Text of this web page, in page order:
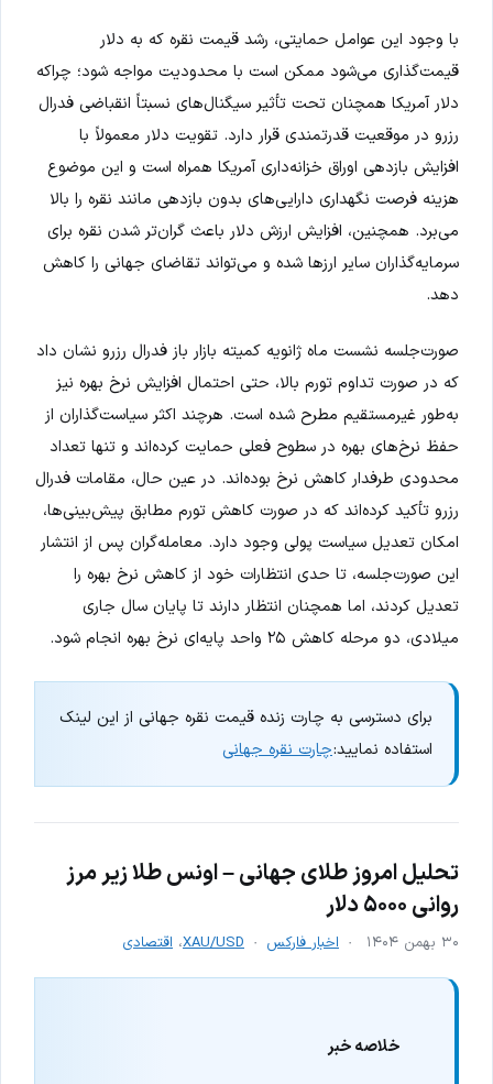
با وجود این عوامل حمایتی، رشد قیمت نقره که به دلار
قیمت‌گذاری می‌شود ممکن است با محدودیت مواجه شود؛ چراکه
دلار آمریکا همچنان تحت تأثیر سیگنال‌های نسبتاً انقباضی فدرال
رزرو در موقعیت قدرتمندی قرار دارد. تقویت دلار معمولاً با
افزایش بازدهی اوراق خزانه‌داری آمریکا همراه است و این موضوع
هزینه فرصت نگهداری دارایی‌های بدون بازدهی مانند نقره را بالا
می‌برد. همچنین، افزایش ارزش دلار باعث گران‌تر شدن نقره برای
سرمایه‌گذاران سایر ارزها شده و می‌تواند تقاضای جهانی را کاهش
دهد.
صورت‌جلسه نشست ماه ژانویه کمیته بازار باز فدرال رزرو نشان داد
که در صورت تداوم تورم بالا، حتی احتمال افزایش نرخ بهره نیز
به‌طور غیرمستقیم مطرح شده است. هرچند اکثر سیاست‌گذاران از
حفظ نرخ‌های بهره در سطوح فعلی حمایت کرده‌اند و تنها تعداد
محدودی طرفدار کاهش نرخ بوده‌اند. در عین حال، مقامات فدرال
رزرو تأکید کرده‌اند که در صورت کاهش تورم مطابق پیش‌بینی‌ها،
امکان تعدیل سیاست پولی وجود دارد. معامله‌گران پس از انتشار
این صورت‌جلسه، تا حدی انتظارات خود از کاهش نرخ بهره را
تعدیل کردند، اما همچنان انتظار دارند تا پایان سال جاری
میلادی، دو مرحله کاهش ۲۵ واحد پایه‌ای نرخ بهره انجام شود.
برای دسترسی به چارت زنده قیمت نقره جهانی از این لینک
استفاده نمایید:چارت نقره جهانی
تحلیل امروز طلای جهانی – اونس طلا زیر مرز
روانی ۵۰۰۰ دلار
۳۰ بهمن ۱۴۰۴ اخبار فارکس XAU/USD، اقتصادی
خلاصه خبر